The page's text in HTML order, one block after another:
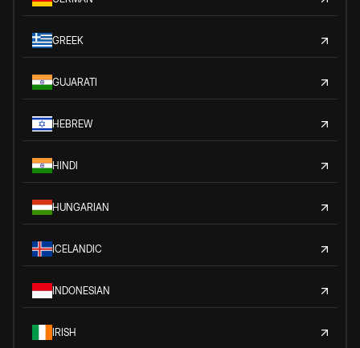
GREEK
GUJARATI
HEBREW
HINDI
HUNGARIAN
ICELANDIC
INDONESIAN
IRISH